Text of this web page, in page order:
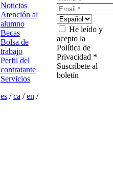
Noticias
Atención al
alumno
Becas
Bolsa de
trabajo
Perfil del
contratante
Servicios
es/ca /en /
He leído y
acepto la
Política de
Privacidad *
Suscríbete al
boletín